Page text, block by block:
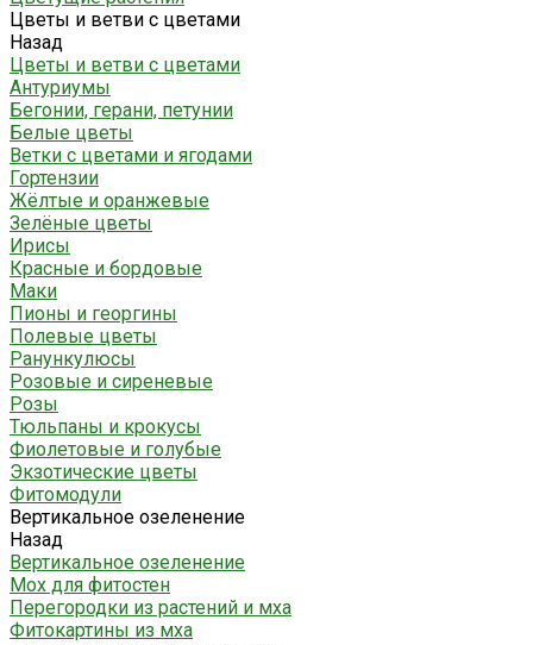
Цветы и ветви с цветами
Назад
Цветы и ветви с цветами
Антуриумы
Бегонии, герани, петунии
Белые цветы
Ветки с цветами и ягодами
Гортензии
Жёлтые и оранжевые
Зелёные цветы
Ирисы
Красные и бордовые
Маки
Пионы и георгины
Полевые цветы
Ранункулюсы
Розовые и сиреневые
Розы
Тюльпаны и крокусы
Фиолетовые и голубые
Экзотические цветы
Фитомодули
Вертикальное озеленение
Назад
Вертикальное озеленение
Мох для фитостен
Перегородки из растений и мха
Фитокартины из мха